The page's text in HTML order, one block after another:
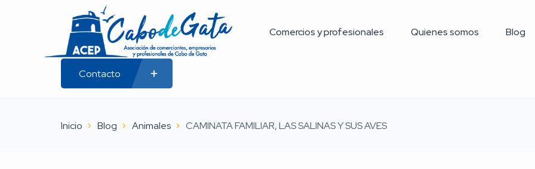
Comercios y profesionales Quienes somos Blog
Contacto
Inicio Blog Animales CAMINATA FAMILIAR, LAS SALINAS Y SUS AVES